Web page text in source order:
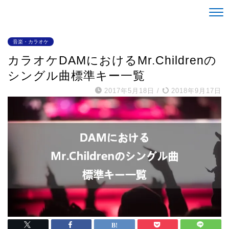
音楽・カラオケ
カラオケDAMにおけるMr.Childrenの
シングル曲標準キー一覧
2017年5月18日 / 2018年9月17日